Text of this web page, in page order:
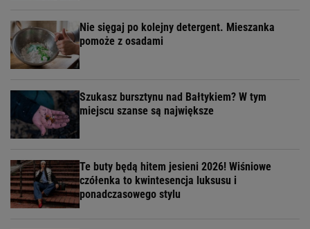
Nie sięgaj po kolejny detergent. Mieszanka
pomoże z osadami
Szukasz bursztynu nad Bałtykiem? W tym
miejscu szanse są największe
Te buty będą hitem jesieni 2026! Wiśniowe
czółenka to kwintesencja luksusu i
ponadczasowego stylu